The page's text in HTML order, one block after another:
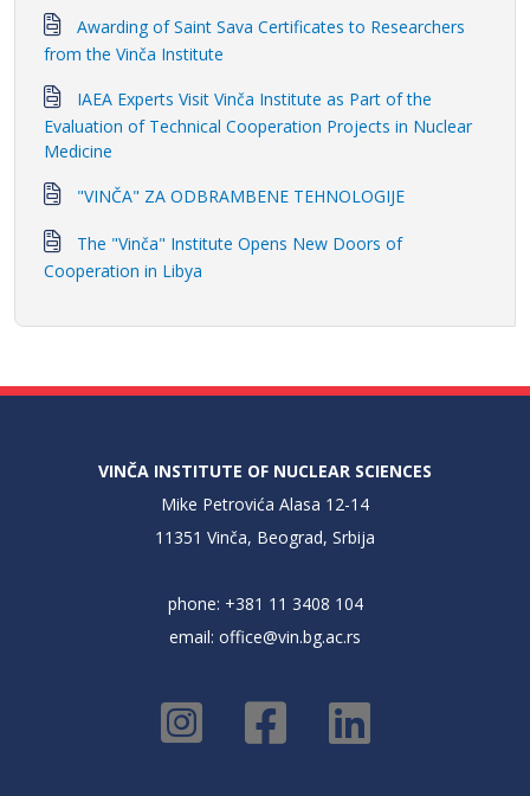
Awarding of Saint Sava Certificates to Researchers
from the Vinča Institute
IAEA Experts Visit Vinča Institute as Part of the
Evaluation of Technical Cooperation Projects in Nuclear
Medicine
"VINČA" ZA ODBRAMBENE TEHNOLOGIJE
The "Vinča" Institute Opens New Doors of
Cooperation in Libya
VINČA INSTITUTE OF NUCLEAR SCIENCES
Mike Petrovića Alasa 12-14
11351 Vinča, Beograd, Srbija
phone: +381 11 3408 104
email: office@vin.bg.ac.rs